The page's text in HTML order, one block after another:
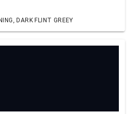
DARK FLINT GREEY